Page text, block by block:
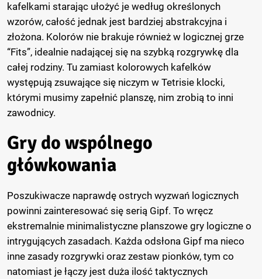
kafelkami starając ułożyć je według określonych
wzorów, całość jednak jest bardziej abstrakcyjna i
złożona. Kolorów nie brakuje również w logicznej grze
“Fits”, idealnie nadającej się na szybką rozgrywkę dla
całej rodziny. Tu zamiast kolorowych kafelków
występują zsuwające się niczym w Tetrisie klocki,
którymi musimy zapełnić planszę, nim zrobią to inni
zawodnicy.
Gry do wspólnego
główkowania
Poszukiwacze naprawdę ostrych wyzwań logicznych
powinni zainteresować się serią Gipf. To wręcz
ekstremalnie minimalistyczne planszowe gry logiczne o
intrygujących zasadach. Każda odsłona Gipf ma nieco
inne zasady rozgrywki oraz zestaw pionków, tym co
natomiast je łączy jest duża ilość taktycznych